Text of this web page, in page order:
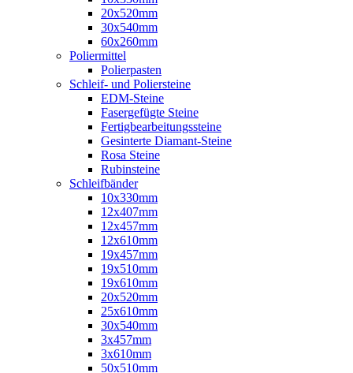
20x520mm
30x540mm
60x260mm
Poliermittel
Polierpasten
Schleif- und Poliersteine
EDM-Steine
Fasergefügte Steine
Fertigbearbeitungssteine
Gesinterte Diamant-Steine
Rosa Steine
Rubinsteine
Schleifbänder
10x330mm
12x407mm
12x457mm
12x610mm
19x457mm
19x510mm
19x610mm
20x520mm
25x610mm
30x540mm
3x457mm
3x610mm
50x510mm